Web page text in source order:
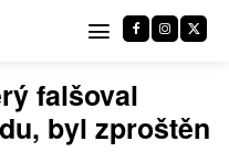
falšoval
byl zproštěn